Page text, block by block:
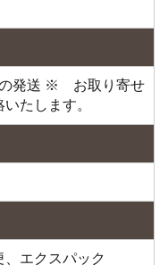
の発送 ※ お取り寄せ
たします。
エクスパック